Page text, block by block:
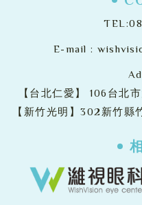
TEL:
E-mail :
【台北仁愛】 106台北
【新竹光明】302新竹